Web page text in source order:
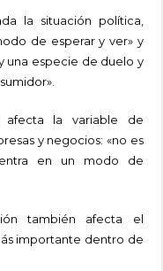
la situación política,
de esperar y ver» y
una especie de duelo y
afecta la variable de
y negocios: «no es
en un modo de
también afecta el
importante dentro de